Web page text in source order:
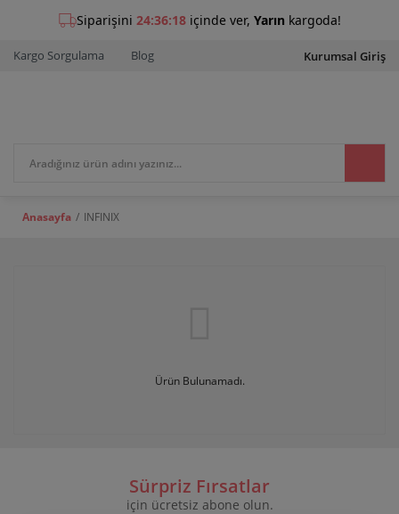
Kargo Sorgulama Blog Kurumsal Giriş
Anasayfa INFINIX
Ürün Bulunamadı.
Sürpriz Fırsatlar
için ücretsiz abone olun.